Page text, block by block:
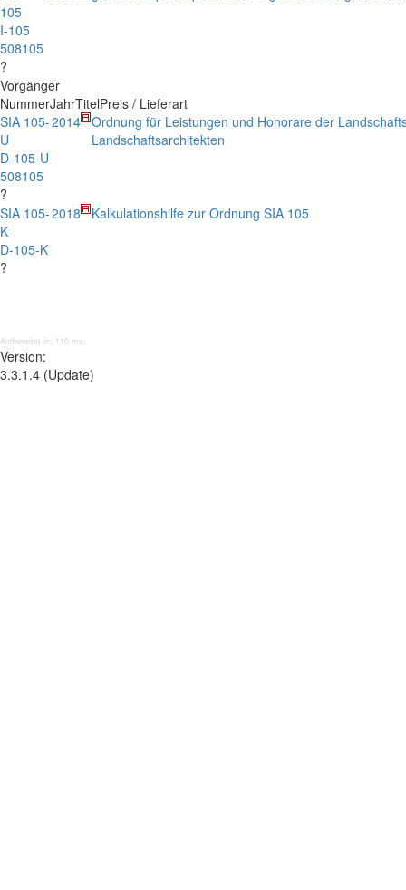
105
I-105
508105
?
Vorgänger
NummerJahrTitelPreis / Lieferart
SIA 105-
U
D-105-U
508105
?
2014 Ordnung für Leistungen und Honorare der
Landschaftsarchitekten
SIA 105-
K
D-105-K
?
2018 Kalkulationshilfe zur Ordnung SIA 105
Aufbereitet in: 110 ms;
Version:
3.3.1.4 (Update)